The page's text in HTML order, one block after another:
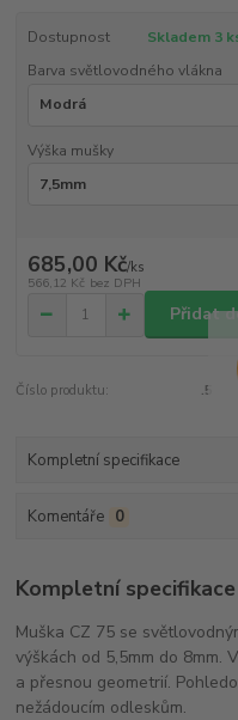
Dostupnost
Skladem 3
Barva světlovodného vlákna
Výška mušky
685,00 Kč/ks
566,12 Kč bez DPH
Přidat
Číslo produktu: .5
Kompletní specifikace
Komentáře 0
Kompletní specifikace
Muška CZ 75 se
výškách od 5,5mm do 8mm.
a přesnou geometrií.
nežádoucím odleskům.